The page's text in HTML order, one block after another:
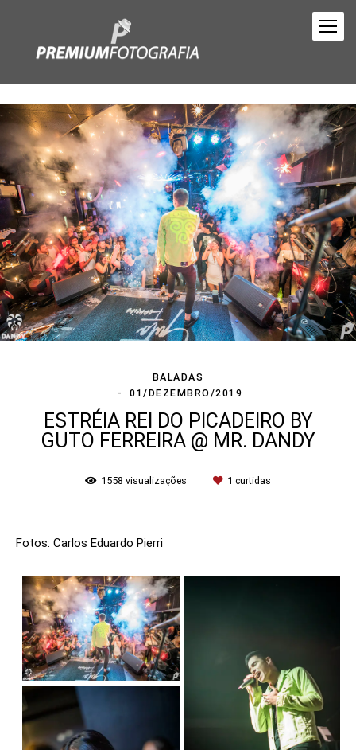
BALADAS
01/DEZEMBRO/2019
ESTRÉIA REI DO PICADEIRO BY
GUTO FERREIRA @ MR. DANDY
1558 visualizações 1 curtidas
Fotos: Carlos Eduardo Pierri